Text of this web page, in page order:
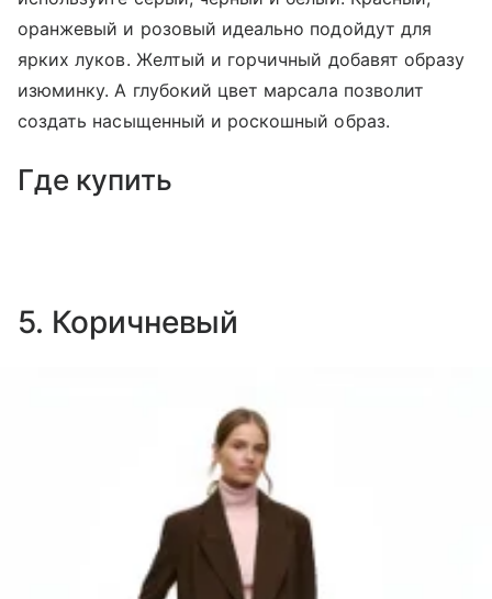
оранжевый и розовый идеально подойдут для
ярких луков. Желтый и горчичный добавят образу
изюминку. А глубокий цвет марсала позволит
создать насыщенный и роскошный образ.
Где купить
5. Коричневый